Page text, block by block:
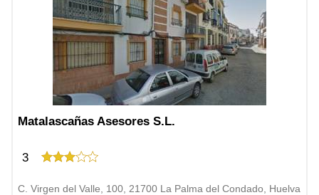
Matalascañas Asesores S.L.
3
C. Virgen del Valle, 100, 21700 La Palma del Condado, Huelva